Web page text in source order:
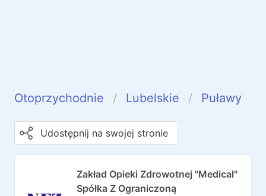
Otoprzychodnie Lubelskie Puławy
Udostępnij na swojej stronie
Zakład Opieki Zdrowotnej "Medical"
Spółka Z Ograniczoną